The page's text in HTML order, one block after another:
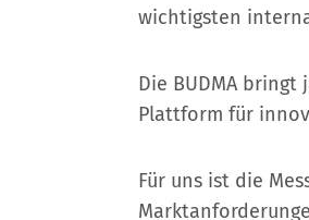
wichtigsten
Die BUDMA
Plattform für
Für uns ist die